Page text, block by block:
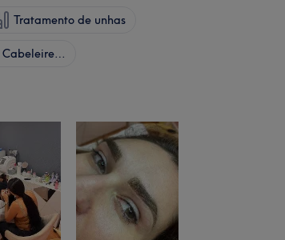
Tratamento de unhas
Cabeleireiro e Salão de Cabeleireiro